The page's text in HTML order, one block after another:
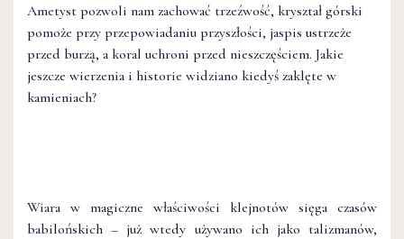
Ametyst pozwoli nam zachować trzeźwość, kryształ górski
pomoże przy przepowiadaniu przyszłości, jaspis ustrzeże
przed burzą, a koral uchroni przed nieszczęściem. Jakie
jeszcze wierzenia i historie widziano kiedyś zaklęte w
kamieniach?
Wiara w magiczne właściwości klejnotów sięga czasów
babilońskich – już wtedy używano ich jako talizmanów,